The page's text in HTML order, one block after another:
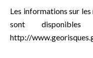
Les informations sur
sont
http://